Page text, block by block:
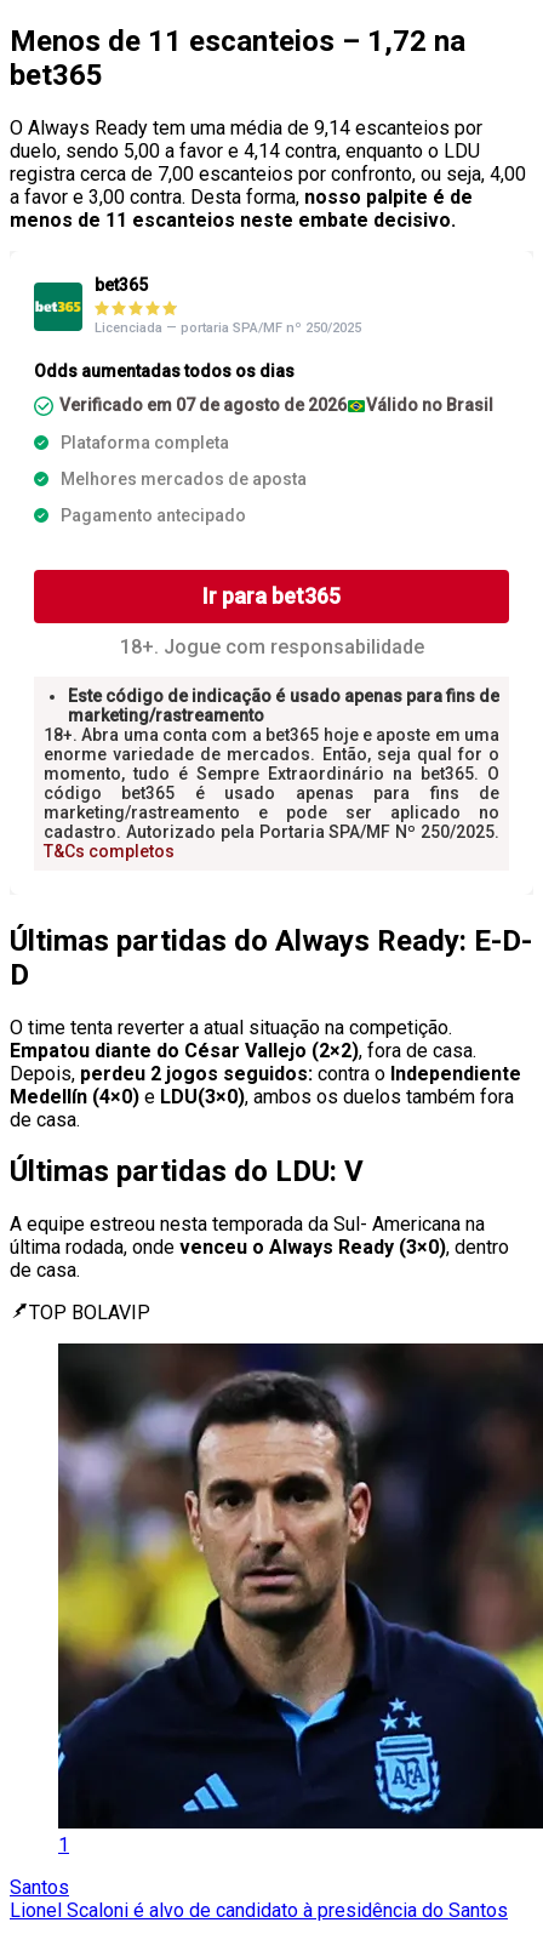
Menos de 11 escanteios – 1,72 na
bet365
O Always Ready tem uma média de 9,14 escanteios por
duelo, sendo 5,00 a favor e 4,14 contra, enquanto o LDU
registra cerca de 7,00 escanteios por confronto, ou seja, 4,00
a favor e 3,00 contra. Desta forma, nosso palpite é de
menos de 11 escanteios neste embate decisivo.
Últimas partidas do Always Ready: E-D-
D
O time tenta reverter a atual situação na competição.
Empatou diante do César Vallejo (2×2), fora de casa.
Depois, perdeu 2 jogos seguidos: contra o Independiente
Medellín (4×0) e LDU(3×0), ambos os duelos também fora
de casa.
Últimas partidas do LDU: V
A equipe estreou nesta temporada da Sul- Americana na
última rodada, onde venceu o Always Ready (3×0), dentro
de casa.
TOP BOLAVIP
1
Santos
Lionel Scaloni é alvo de candidato à presidência do Santos